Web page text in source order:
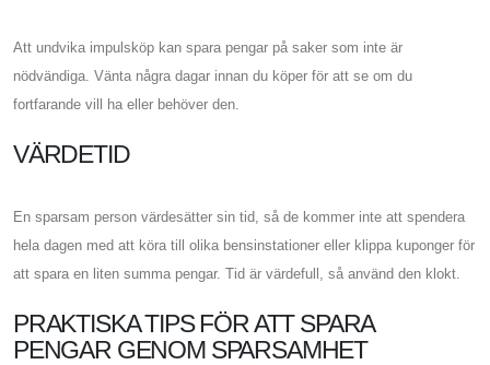
Att undvika impulsköp kan spara pengar på saker som inte är
nödvändiga. Vänta några dagar innan du köper för att se om du
fortfarande vill ha eller behöver den.
VÄRDETID
En sparsam person värdesätter sin tid, så de kommer inte att spendera
hela dagen med att köra till olika bensinstationer eller klippa kuponger för
att spara en liten summa pengar. Tid är värdefull, så använd den klokt.
PRAKTISKA TIPS FÖR ATT SPARA
PENGAR GENOM SPARSAMHET